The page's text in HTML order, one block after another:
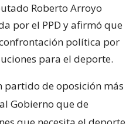
Roberto Arroyo
por el PPD y afirmó que
política por
para el deporte.
partido de oposición más
Gobierno que de